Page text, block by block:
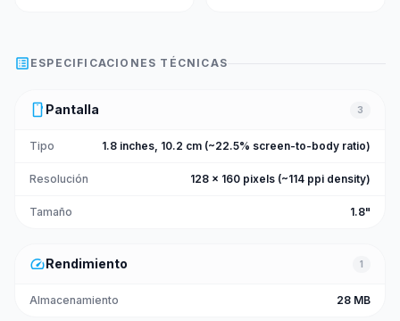
list_alt ESPECIFICACIONES TÉCNICAS
smartphone Pantalla 3
Tipo 1.8 inches, 10.2 cm (~22.5% screen-to-body ratio)
Resolución 128 x 160 pixels (~114 ppi density)
Tamaño 1.8"
speedRendimiento 1
Almacenamiento 28 MB